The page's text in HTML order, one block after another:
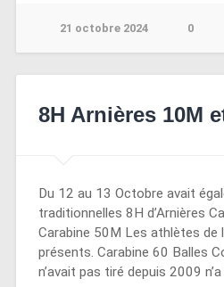
21 octobre 2024 0
8H Arnières 10M
Du 12 au 13 Octobre avait
traditionnelles 8H d’Arnières
Carabine 50M Les athlètes de
présents. Carabine 60 Balles
n’avait pas tiré depuis 2009